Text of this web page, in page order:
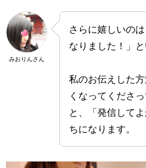
みおりんさん
さらに嬉しいの
なりました！」と
私のお伝えした
くなってくださ
と、「発信して
ちになります。